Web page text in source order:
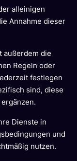
alleinigen
Annahme dieser
außerdem die
Regeln oder
festlegen
sind, diese
Dienste in
und
nutzen.